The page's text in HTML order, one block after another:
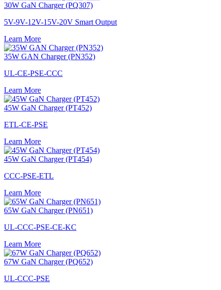
30W GaN Charger (PQ307)
5V-9V-12V-15V-20V Smart Output
Learn More
35W GAN Charger (PN352)
UL-CE-PSE-CCC
Learn More
45W GaN Charger (PT452)
ETL-CE-PSE
Learn More
45W GaN Charger (PT454)
CCC-PSE-ETL
Learn More
65W GaN Charger (PN651)
UL-CCC-PSE-CE-KC
Learn More
67W GaN Charger (PQ652)
UL-CCC-PSE